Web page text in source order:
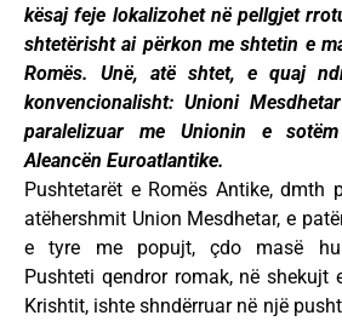
kësaj feje lokalizohet në pellgjet
shtetërisht ai përkon me shtetin e
Romës. Unë, atë shtet, e quaj
konvencionalisht: Unioni
paralelizuar me Unionin e
Aleancën Euroatlantike.
Pushtetarët e Romës Antike, dmth
atëhershmit Union Mesdhetar, e
e tyre me popujt, çdo masë
Pushteti qendror romak, në shekujt
Krishtit, ishte shndërruar në një